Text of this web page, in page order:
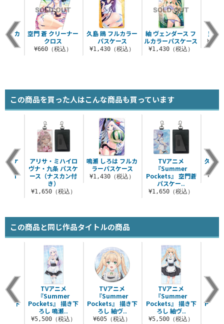
久島 鴎 フルカラー
パスケース
¥1,430（税込）
紬 ヴェンダース フ
ルカラーパスケース
¥1,430（税込）
空門
フルカ
ース
込）
空門 蒼 クリーナー
クロス
¥660（税込）
この商品を買った人はこんな商品も買っています
鳴瀬 しろは フルカ
ラーパスケース
¥1,430（税込）
TVアニメ
『Summer
Pockets』 空門蒼
パスケー..
¥1,650（税込）
久島
パ
スケ
アリサ・ミハイロ
ヴナ・九条 パスケ
ース（ナスカン付
き）
¥1,650（税込）
この商品と同じ作品タイトルの商品
TVアニメ
『Summer
Pockets』 描き下
ろし 紬ヴ..
¥605（税込）
TVアニメ
『Summer
Pockets』 描き下
ろし 紬ヴ..
¥5,500（税込）
『
メ
き下
TVアニメ
『Summer
Pockets』 描き下
ろし 鳴瀬..
¥5,500（税込）